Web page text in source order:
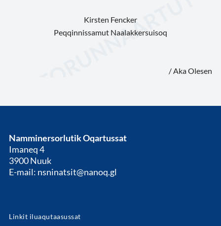
Kirsten Fencker
Peqqinnissamut Naalakkersuisoq
/ Aka Olesen
Namminersorlutik Oqartussat
Imaneq 4
3900 Nuuk
E-mail: nsninatsit@nanoq.gl
Linkit iluaqutaasussat